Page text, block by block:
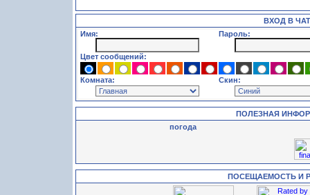
ВХОД В ЧАТ
Имя:
Пароль:
Цвет сообщений:
Комната: Скин:
ПОЛЕЗНАЯ
погода
ПОСЕЩАЕМОСТЬ И